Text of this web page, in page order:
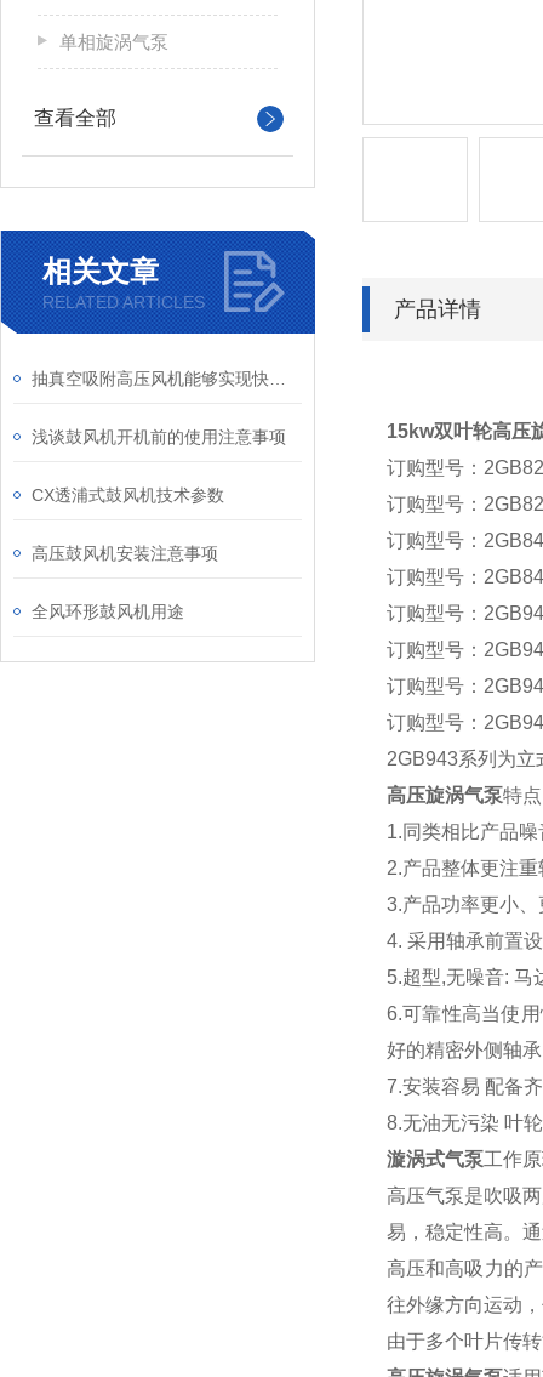
单相旋涡气泵
查看全部
相关文章
RELATED ARTICLES
浅谈鼓风机开机前的使用注意事项
CX透浦式鼓风机技术参数
高压鼓风机安装注意事项
全风环形鼓风机用途
产品详情
15kw双叶轮高压
订购型号：
订购型号：
订购型号：
订购型号：
订购型号：
订购型号：
订购型号：
订购型号：
2GB943系列为
高压旋涡气泵特
1.同类相比产品噪
2.产品整体更注
3.产品功率更小
4. 采用轴承前置
5.超型,无噪音: 马
6.可靠性高当使
好的精密外侧轴
7.安装容易 配备
8.无油无污染 叶
漩涡式气泵工作
高压气泵是吹吸
易，稳定性高。
高压和高吸力的
往外缘方向运动
由于多个叶片传